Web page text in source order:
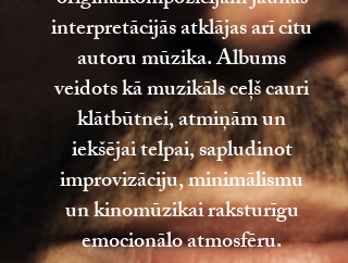
interpretācijās atklājas arī citu
autoru mūzika. Albums
veidots kā muzikāls ceļš cauri
klātbūtnei, atmiņām un
iekšējai telpai, sapludinot
improvizāciju, minimālismu
un kinomūzikai raksturīgu
emocionālo atmosfēru.